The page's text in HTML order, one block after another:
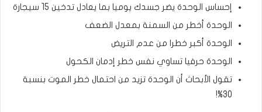
إحساس الوحدة يضر جسدك يوميا بما يعادل تدخين 15 سيجارة
الوحدة أخطر من السمنة بمعدل الضعف
الوحدة أكبر خطرا من عدم التريض
الوحدة حرفيا تساوي نفس خطر إدمان الكحول
تقول الأبحاث أن الوحدة تزيد من احتمال خطر الموت بنسبة
30%!